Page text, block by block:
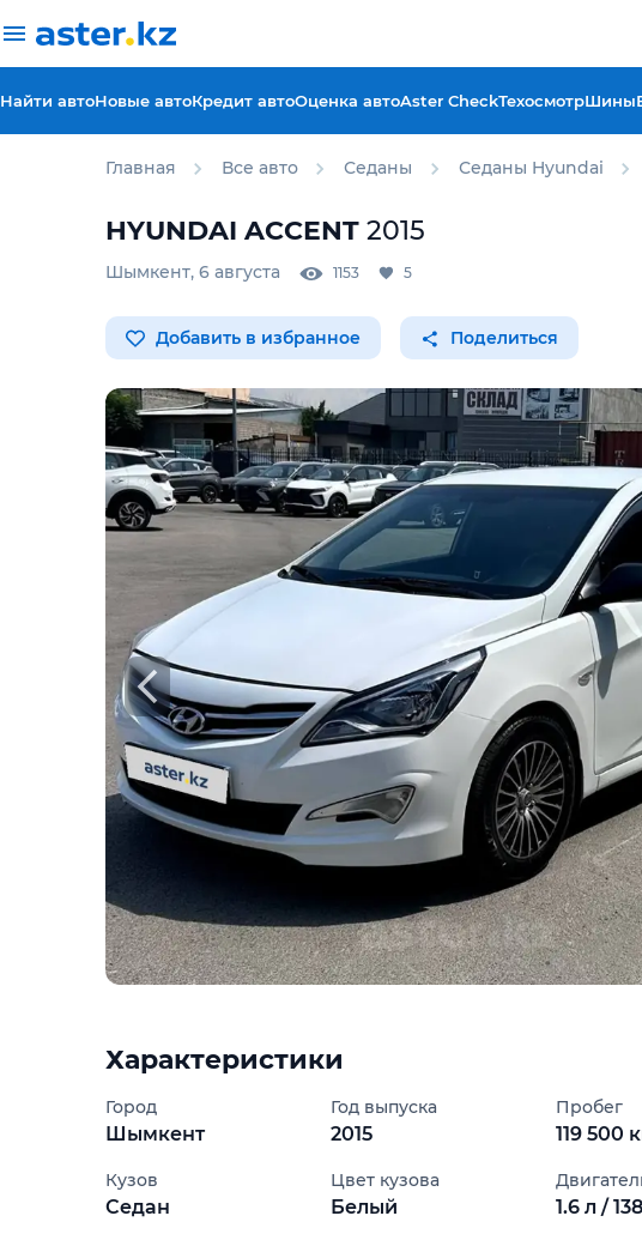
Найти автоНовые автоКредит автоОценка автоAster CheckТехосмотрШины
Главная Все авто Седаны Седаны Hyundai
HYUNDAI ACCENT 2015
Шымкент, 6 августа 1153 5
Добавить в избранное Поделиться
Характеристики
Город
Шымкент
Год выпуска
2015
Пробег
119 500
Кузов
Седан
Цвет кузова
Белый 1.6 л /